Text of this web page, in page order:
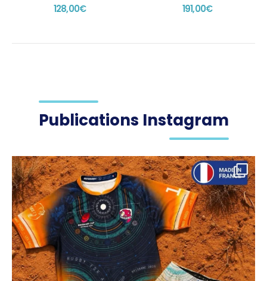
128,00€ 191,00€
Publications Instagram